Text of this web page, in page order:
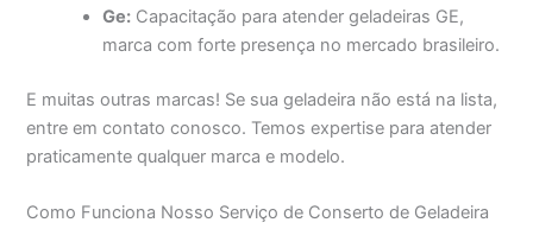
Ge: Capacitação para atender geladeiras GE,
marca com forte presença no mercado brasileiro.
E muitas outras marcas! Se sua geladeira não está na lista,
entre em contato conosco. Temos expertise para atender
praticamente qualquer marca e modelo.
Como Funciona Nosso Serviço de Conserto de Geladeira